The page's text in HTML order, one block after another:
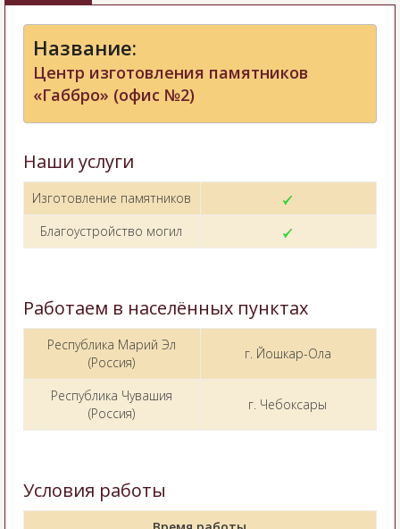
Название:
Центр изготовления памятников
«Габбро» (офис №2)
Наши услуги
Изготовление памятников
Благоустройство могил
Работаем в населённых пунктах
Республика Марий Эл
(Россия)
г. Йошкар-Ола
Республика Чувашия
(Россия)
г. Чебоксары
Условия работы